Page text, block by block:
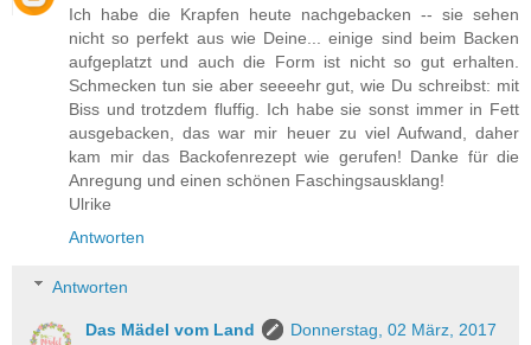
Ich habe die Krapfen heute nachgebacken -- sie sehen
nicht so perfekt aus wie Deine... einige sind beim Backen
aufgeplatzt und auch die Form ist nicht so gut erhalten.
Schmecken tun sie aber seeeehr gut, wie Du schreibst: mit
Biss und trotzdem fluffig. Ich habe sie sonst immer in Fett
ausgebacken, das war mir heuer zu viel Aufwand, daher
kam mir das Backofenrezept wie gerufen! Danke für die
Anregung und einen schönen Faschingsausklang!
Ulrike
Antworten
Antworten
Das Mädel vom Land
Donnerstag, 02 März, 2017